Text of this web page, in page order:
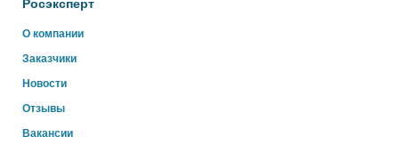
Росэксперт
О компании
Заказчики
Новости
Отзывы
Вакансии
Здравствуйте!
Свяжитесь с нами через WhatsApp нажав на кнопку